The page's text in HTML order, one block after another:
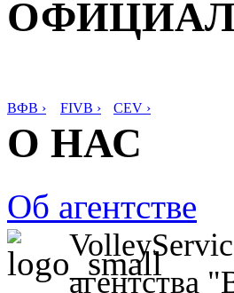
ВФВ › FIVB › CEV ›
О НАС
Об агентстве
агентства